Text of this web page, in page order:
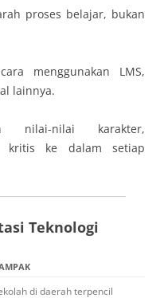
proses belajar, bukan
menggunakan LMS,
lainnya.
nilai-nilai karakter,
kritis ke dalam setiap
Teknologi
di daerah terpencil